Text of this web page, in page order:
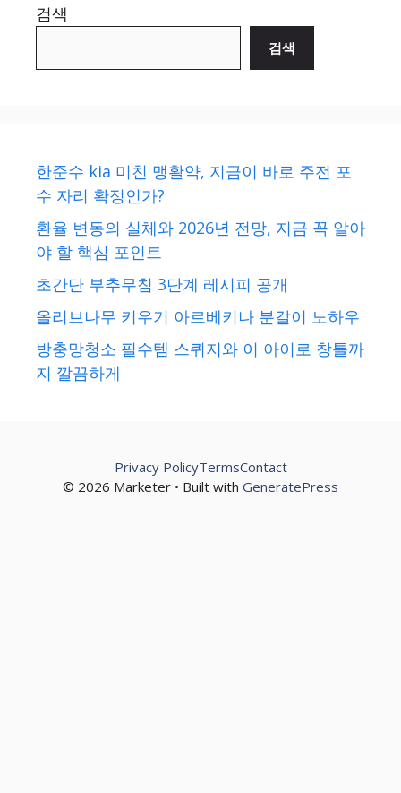
검색
검색
한준수 kia 미친 맹활약, 지금이 바로 주전 포
수 자리 확정인가?
환율 변동의 실체와 2026년 전망, 지금 꼭 알아
야 할 핵심 포인트
초간단 부추무침 3단계 레시피 공개
올리브나무 키우기 아르베키나 분갈이 노하우
방충망청소 필수템 스퀴지와 이 아이로 창틀까
지 깔끔하게
© 2026 Marketer • Built with GeneratePress
Privacy PolicyTermsContact